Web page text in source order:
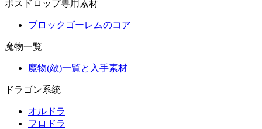
ボスドロップ専用素材
ブロックゴーレムのコア
魔物一覧
魔物(敵)一覧と入手素材
ドラゴン系統
オルドラ
フロドラ